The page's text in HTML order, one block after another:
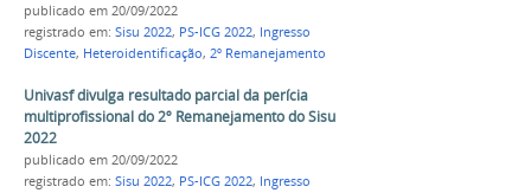
publicado em 20/09/2022
registrado em: Sisu 2022, PS-ICG 2022, Ingresso
Discente, Heteroidentificação, 2º Remanejamento
Univasf divulga resultado parcial da perícia
multiprofissional do 2º Remanejamento do Sisu
2022
publicado em 20/09/2022
registrado em: Sisu 2022, PS-ICG 2022, Ingresso